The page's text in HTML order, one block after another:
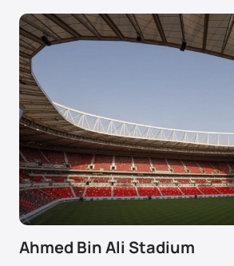
Ahmed Bin Ali Stadium